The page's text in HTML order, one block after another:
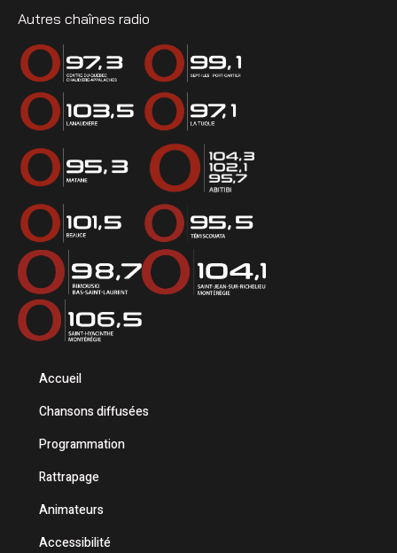
Autres chaînes radio
Accueil
Chansons diffusées
Programmation
Rattrapage
Animateurs
Accessibilité